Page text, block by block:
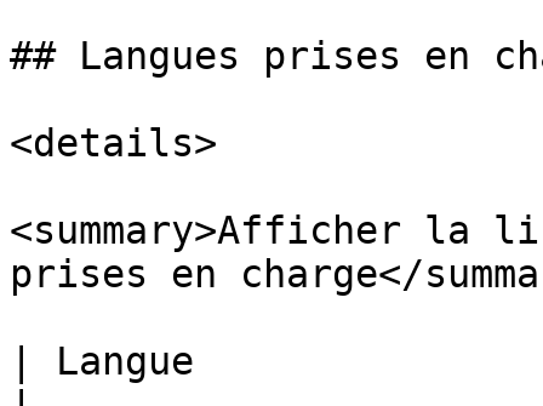
## Langues prises en
<details>
<summary>Afficher la
prises en charge</
| Langue